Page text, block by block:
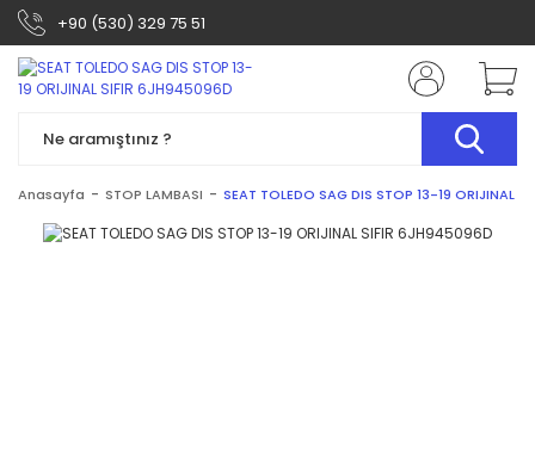
+90 (530) 329 75 51
Anasayfa STOP LAMBASI SEAT TOLEDO SAG DIS STOP 13-19 ORIJINAL